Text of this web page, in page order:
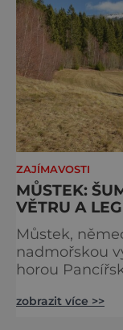
ZAJÍMAVOSTI
MŮSTEK:
VĚTRU A
Můstek,
nadmořskou
horou
Šumavy.
zobrazit více >>